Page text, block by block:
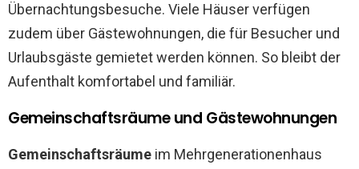
Übernachtungsbesuche. Viele Häuser verfügen
zudem über Gästewohnungen, die für Besucher und
Urlaubsgäste gemietet werden können. So bleibt der
Aufenthalt komfortabel und familiär.
Gemeinschaftsräume und Gästewohnungen
Gemeinschaftsräume im Mehrgenerationenhaus